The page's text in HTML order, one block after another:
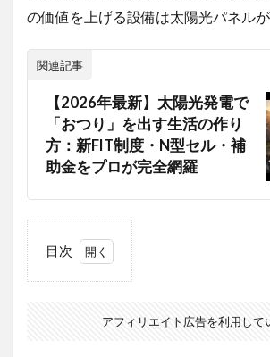
の価値を上げる設備は太陽光パネルが
関連記事
【2026年最新】太陽光発電で
「おつり」を出す生活の作り
方：新FIT制度・N型セル・補
助金をプロが完全網羅
目次
アフィリエイト広告を利用して